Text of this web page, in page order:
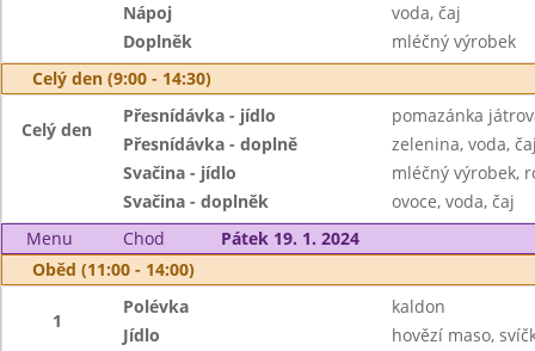
Nápoj
voda, čaj
Doplněk
mléčný výrobek
Celý den (9:00 - 14:30)
Celý den
Přesnídávka - jídlo
pomazánka
Přesnídávka - doplně
zelenina, voda,
Svačina - jídlo
mléčný výrobek,
Svačina - doplněk
ovoce, voda, čaj
Menu
Chod
Pátek 19. 1. 2024
Oběd (11:00 - 14:00)
1
Polévka
kaldon
Jídlo
hovězí maso,